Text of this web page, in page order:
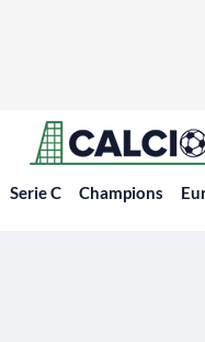
Serie C Champions